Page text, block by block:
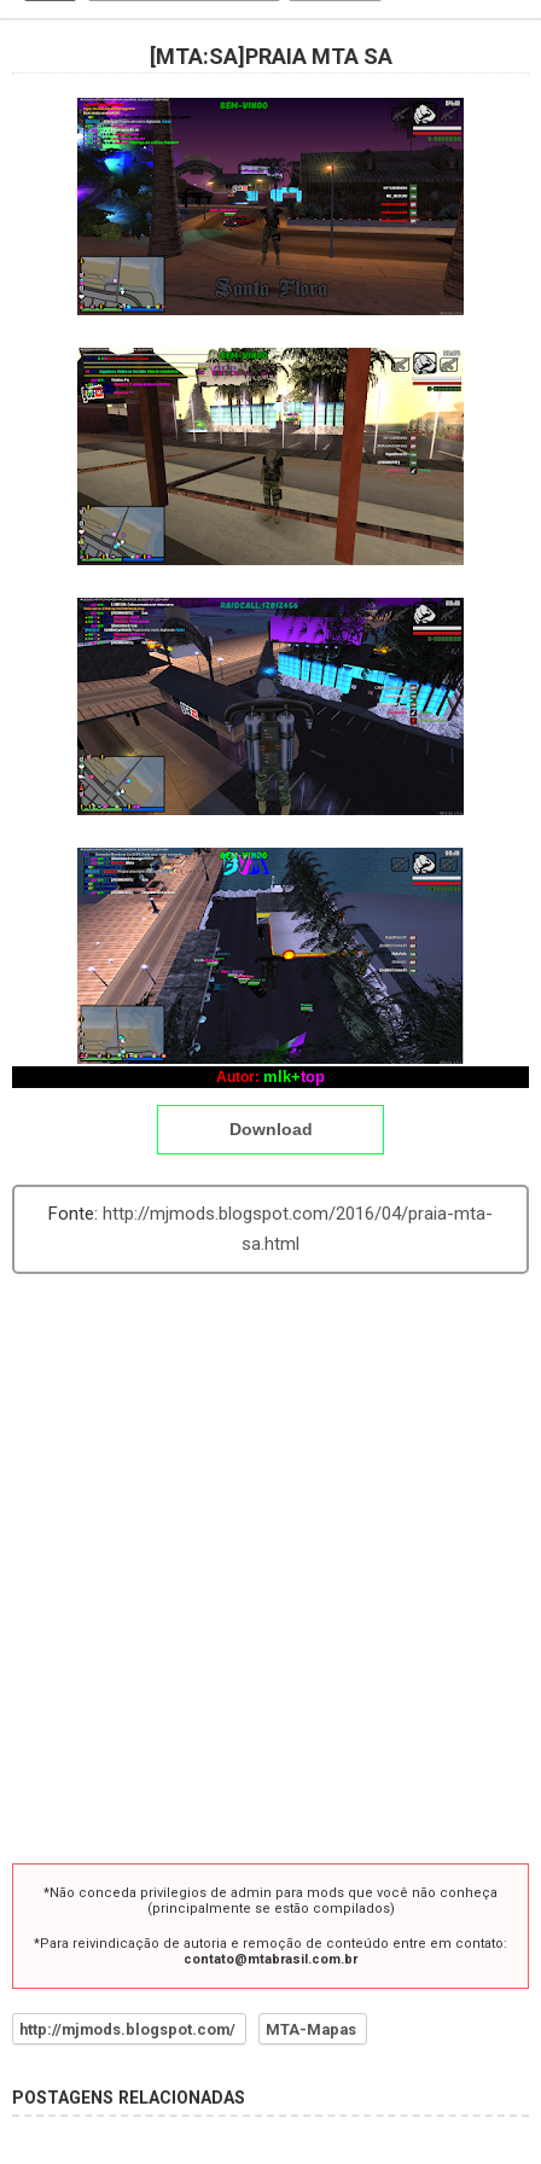
[MTA:SA]PRAIA MTA SA
Autor: mlk+top
Download
http://mjmods.blogspot.com/2016/04/praia-mta-
sa.html
*Não conceda privilegios de admin para mods que você não conheça
(principalmente se estão compilados)
*Para reivindicação de autoria e remoção de conteúdo entre em contato:
contato@mtabrasil.com.br
http://mjmods.blogspot.com/ MTA-Mapas
POSTAGENS RELACIONADAS